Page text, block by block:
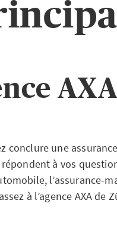
conclure une
à vos
l’assurance-
à l’agence AXA